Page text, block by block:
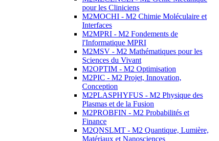
pour les Cliniciens
M2MOCHI - M2 Chimie Moléculaire et
Interfaces
M2MPRI - M2 Fondements de
l'Informatique MPRI
M2MSV - M2 Mathématiques pour les
Sciences du Vivant
M2OPTIM - M2 Optimisation
M2PIC - M2 Projet, Innovation,
Conception
M2PLASPHYFUS - M2 Physique des
Plasmas et de la Fusion
M2PROBFIN - M2 Probabilités et
Finance
M2QNSLMT - M2 Quantique, Lumière,
Matériaux et Nanosciences